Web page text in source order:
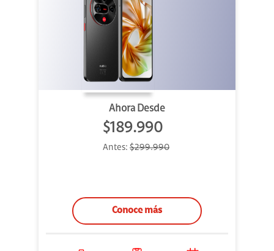
Ahora Desde
$189.990
Antes: $299.990
Conoce más